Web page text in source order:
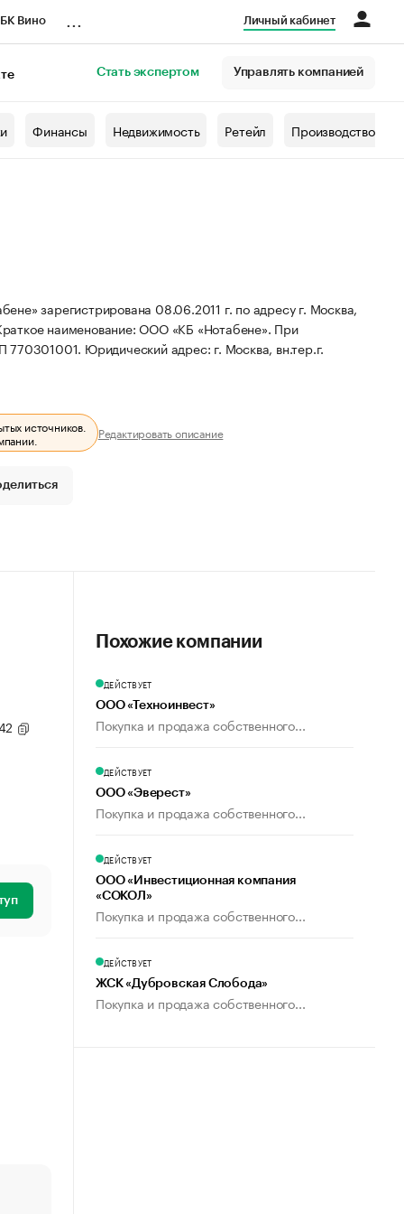
Вино Личный кабинет
Стать экспертом Управлять компанией
Финансы Недвижимость Ретейл Производство
зарегистрирована 08.06.2011 г. по адресу г. Москва,
наименование: ООО «КБ «Нотабене». При
770301001. Юридический адрес: г. Москва, вн.тер.г.
источников. Редактировать описание
Похожие компании
ДЕЙСТВУЕТ
ООО «Техноинвест»
Покупка и продажа собственного...
ДЕЙСТВУЕТ
ООО «Эверест»
Покупка и продажа собственного...
ДЕЙСТВУЕТ
ООО «Инвестиционная компания
«СОКОЛ»
Покупка и продажа собственного...
ДЕЙСТВУЕТ
ЖСК «Дубровская Слобода»
Покупка и продажа собственного...